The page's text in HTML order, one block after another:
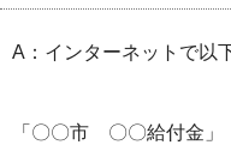
A：インターネットで以
「〇〇市 〇〇給付金」